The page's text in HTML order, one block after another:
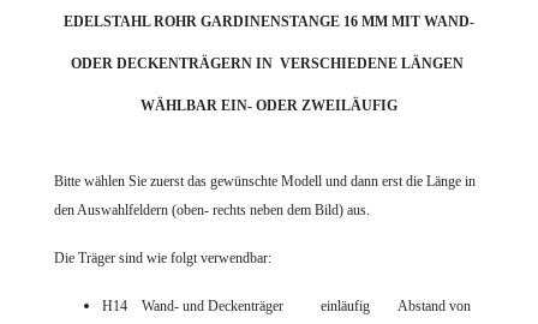
EDELSTAHL ROHR GARDINENSTANGE 16 MM MIT WAND-
ODER DECKENTRÄGERN IN VERSCHIEDENE LÄNGEN
WÄHLBAR EIN- ODER ZWEILÄUFIG
Bitte wählen Sie zuerst das gewünschte Modell und dann erst die Länge in
den Auswahlfeldern (oben- rechts neben dem Bild) aus.
Die Träger sind wie folgt verwendbar:
H14 Wand- und Deckenträger
einläufig Abstand von